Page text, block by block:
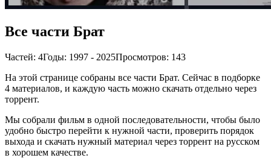
Все части Брат
Частей: 4Годы: 1997 - 2025Просмотров: 143
На этой странице собраны все части Брат. Сейчас в подборке
4 материалов, и каждую часть можно скачать отдельно через
торрент.
Мы собрали фильм в одной последовательности, чтобы было
удобно быстро перейти к нужной части, проверить порядок
выхода и скачать нужный материал через торрент на русском
в хорошем качестве.